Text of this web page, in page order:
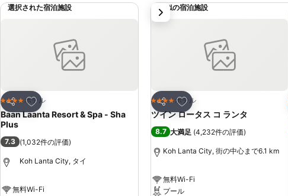
選択された宿泊施設
シェア
お気に入りに追加
4 ホテルのランク
ホテル
Baan Laanta Resort & Spa - Sha
Plus
7.3 (1,032件の評価)
Koh Lanta City, タイ
無料Wi-Fi
類似の宿泊施設
シェア
お気に入りに追加
4 ホテルのランク
ホテル
ツイン ロータス コ ランタ
8.7 大満足 (4,232件の評価)
Koh Lanta City, 街の中心まで6.1 km
無料Wi-Fi
プール
次